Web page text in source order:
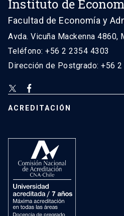
Instituto de
Facultad de Economía y
Avda. Vicuña Mackenna 4860,
Teléfono: +56 2 2354 4303
Dirección de Postgrado: +56
ACREDITACIÓN